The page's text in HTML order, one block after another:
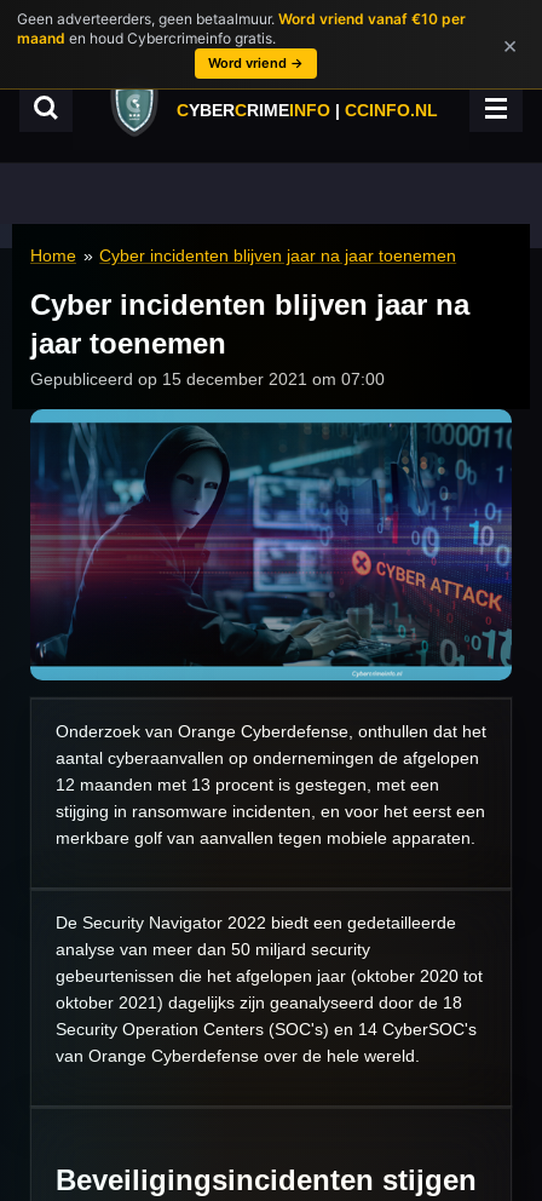
Geen adverteerders, geen betaalmuur. Word vriend vanaf €10 per
maand en houd Cybercrimeinfo gratis.
Word vriend →
×
Ga
direct
hoofdinhoud
CYBERCRIMEINFO | CCINFO.NL
Home » Cyber incidenten blijven jaar na jaar toenemen
Cyber incidenten blijven jaar na
jaar toenemen
Gepubliceerd op 15 december 2021 om 07:00
Onderzoek van Orange Cyberdefense, onthullen dat het
aantal cyberaanvallen op ondernemingen de afgelopen
12 maanden met 13 procent is gestegen, met een
stijging in ransomware incidenten, en voor het eerst een
merkbare golf van aanvallen tegen mobiele apparaten.
De Security Navigator 2022 biedt een gedetailleerde
analyse van meer dan 50 miljard security
gebeurtenissen die het afgelopen jaar (oktober 2020 tot
oktober 2021) dagelijks zijn geanalyseerd door de 18
Security Operation Centers (SOC's) en 14 CyberSOC's
van Orange Cyberdefense over de hele wereld.
Beveiligingsincidenten stijgen